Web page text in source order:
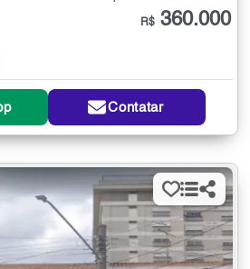
R$ 360.000
Contatar